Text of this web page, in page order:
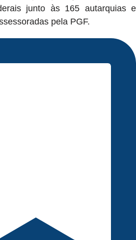
junto às 165 autarquias e
pela PGF.